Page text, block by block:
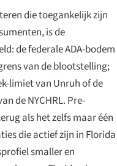
die toegankelijk zijn
is de
de federale ADA-bodem
van de blootstelling;
limiet van Unruh of de
de NYCHRL. Pre-
als het zelfs maar één
die actief zijn in Florida
smaller en